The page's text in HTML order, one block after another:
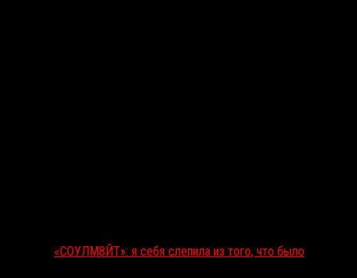
«СОУЛМ8ЙТ»: я себя слепила из того, что было